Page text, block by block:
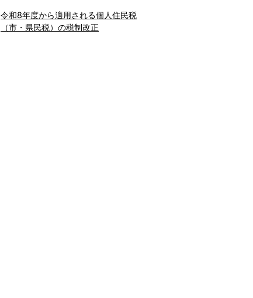
令和8年度から適用される個人住民税
（市・県民税）の税制改正